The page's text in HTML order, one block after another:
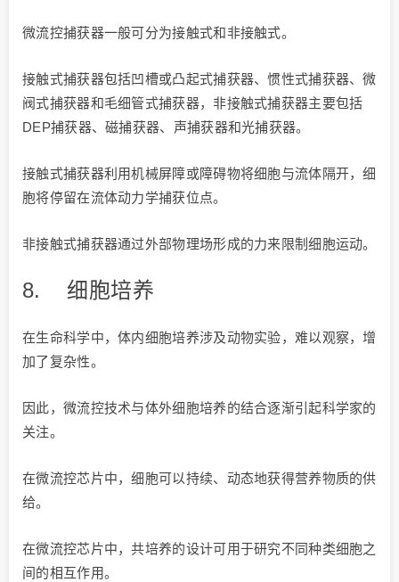
微流控捕获器一般可分为接触式和非接触式。
接触式捕获器包括凹槽或凸起式捕获器、惯性式捕获器、微
阀式捕获器和毛细管式捕获器，非接触式捕获器主要包括
DEP捕获器、磁捕获器、声捕获器和光捕获器。
接触式捕获器利用机械屏障或障碍物将细胞与流体隔开，细
胞将停留在流体动力学捕获位点。
非接触式捕获器通过外部物理场形成的力来限制细胞运动。
8. 细胞培养
在生命科学中，体内细胞培养涉及动物实验，难以观察，增
加了复杂性。
因此，微流控技术与体外细胞培养的结合逐渐引起科学家的
关注。
在微流控芯片中，细胞可以持续、动态地获得营养物质的供
给。
在微流控芯片中，共培养的设计可用于研究不同种类细胞之
间的相互作用。